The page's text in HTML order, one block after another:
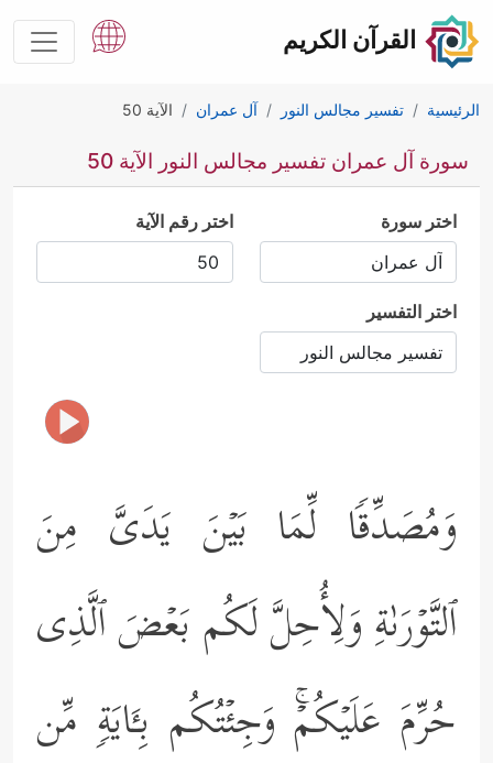
القرآن الكريم
الرئيسية تفسير مجالس النور آل عمران الآية 50
سورة آل عمران تفسير مجالس النور الآية 50
اختر سورة اختر رقم الآية
اختر التفسير
وَمُصَدِّقࣰا لِّمَا بَیۡنَ یَدَیَّ مِنَ
ٱلتَّوۡرَىٰةِ وَلِأُحِلَّ لَكُم بَعۡضَ ٱلَّذِی
حُرِّمَ عَلَیۡكُمۡۚ وَجِئۡتُكُم بِـَٔایَةࣲ مِّن